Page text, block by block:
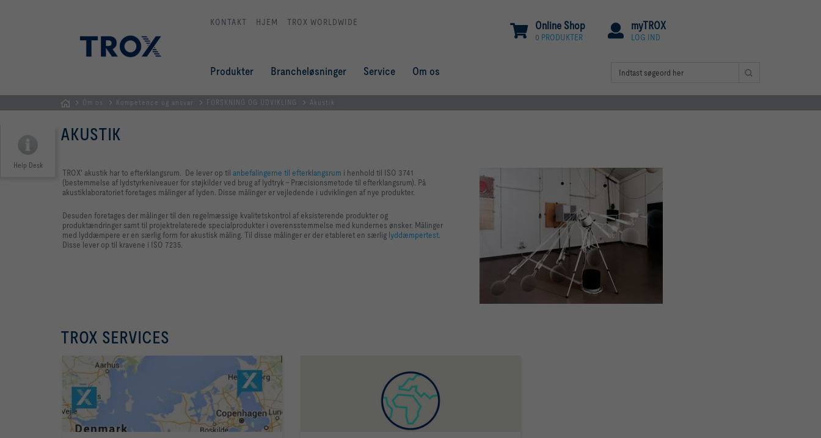
KONTAKT HJEM TROX WORLDWIDE myTROX
LOG IND
Online Shop
0 PRODUKTER
Produkter Brancheløsninger Service Om os
Om os Kompetence og ansvar FORSKNING OG UDVIKLING Akustik
Help Desk
AKUSTIK
TROX' akustik har to efterklangsrum. De lever op til anbefalingerne til efterklangsrum i henhold til ISO 3741
(bestemmelse af lydstyrkeniveauer for støjkilder ved brug af lydtryk - Præcisionsmetode til efterklangsrum). På
akustiklaboratoriet foretages målinger af lyden. Disse målinger er vejledende i udviklingen af nye produkter.
Desuden foretages der målinger til den regelmæssige kvalitetskontrol af eksisterende produkter og
produktændringer samt til projektrelaterede specialprodukter i overensstemmelse med kundernes ønsker. Målinger
med lyddæmpere er en særlig form for akustisk måling. Til disse målinger er der etableret en særlig lyddæmpertest.
Disse lever op til kravene i ISO 7235.
TROX SERVICES